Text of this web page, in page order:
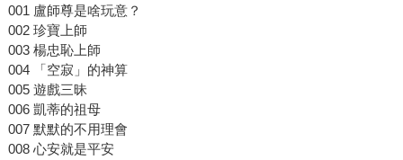
001 盧師尊是啥玩意？
002 珍寶上師
003 楊忠恥上師
004 「空寂」的神算
005 遊戲三昧
006 凱蒂的祖母
007 默默的不用理會
008 心安就是平安